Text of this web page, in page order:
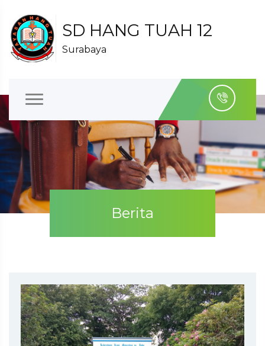
SD HANG TUAH 12
Surabaya
Berita